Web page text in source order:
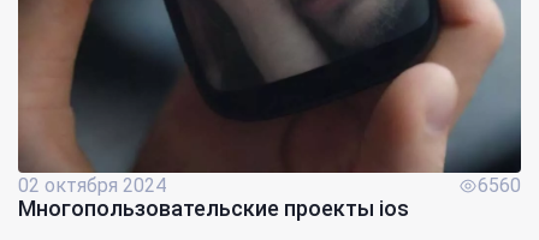
02 октября 2024 6560
Многопользовательские проекты ios